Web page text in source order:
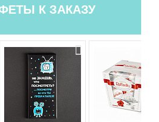
К ЗАКАЗУ